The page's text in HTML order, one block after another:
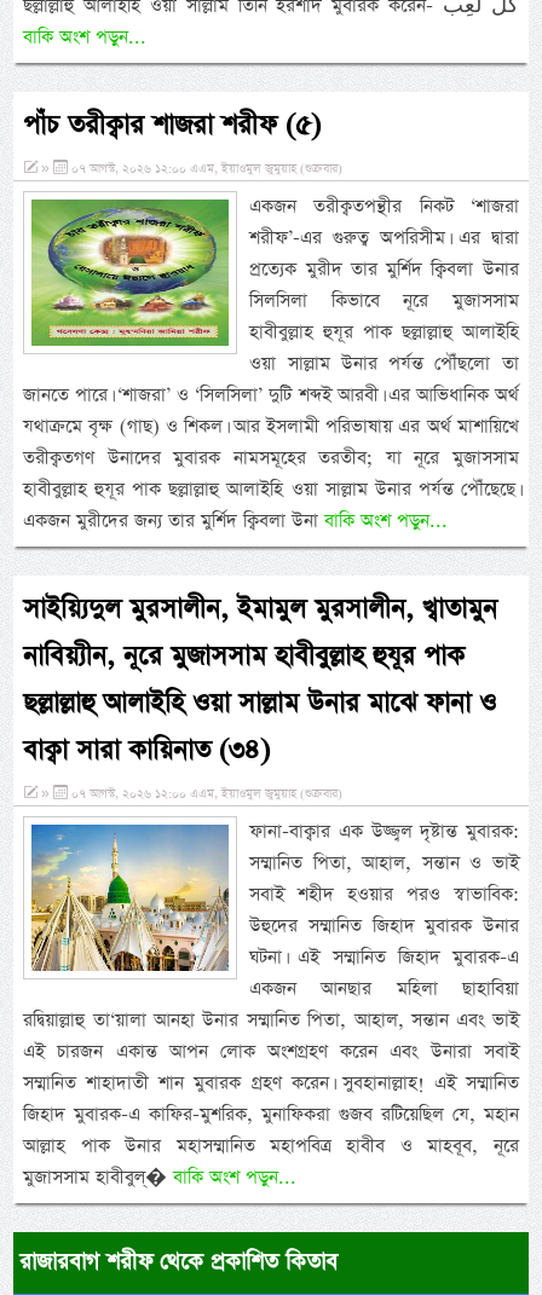
ছল্লাল্লাহু আলাইহি ওয়া সাল্লাম তিনি ইরশাদ মুবারক করেন- كُلُّ لَعِب
বাকি অংশ পড়ুন...
পাঁচ তরীক্বার শাজরা শরীফ (৫)
» ০৭ আগস্ট, ২০২৬ ১২:০০ এএম, ইয়াওমুল জুমুয়াহ (শুক্রবার)
একজন তরীক্বতপন্থীর নিকট ‘শাজরা
শরীফ’-এর গুরুত্ব অপরিসীম। এর দ্বারা
প্রত্যেক মুরীদ তার মুর্শিদ ক্বিবলা উনার
সিলসিলা কিভাবে নূরে মুজাসসাম
হাবীবুল্লাহ হুযূর পাক ছল্লাল্লাহু আলাইহি
ওয়া সাল্লাম উনার পর্যন্ত পৌঁছলো তা
জানতে পারে। ‘শাজরা’ ও ‘সিলসিলা’ দুটি শব্দই আরবী। এর আভিধানিক অর্থ
যথাক্রমে বৃক্ষ (গাছ) ও শিকল। আর ইসলামী পরিভাষায় এর অর্থ মাশায়িখে
তরীক্বতগণ উনাদের মুবারক নামসমূহের তরতীব; যা নূরে মুজাসসাম
হাবীবুল্লাহ হুযূর পাক ছল্লাল্লাহু আলাইহি ওয়া সাল্লাম উনার পর্যন্ত পৌঁছেছে।
একজন মুরীদের জন্য তার মুর্শিদ ক্বিবলা উনাবাকি অংশ পড়ুন...
সাইয়্যিদুল মুরসালীন, ইমামুল মুরসালীন, খ্বাতামুন
নাবিয়্যীন, নূরে মুজাসসাম হাবীবুল্লাহ হুযূর পাক
ছল্লাল্লাহু আলাইহি ওয়া সাল্লাম উনার মাঝে ফানা ও
বাক্বা সারা কায়িনাত (৩৪)
» ০৭ আগস্ট, ২০২৬ ১২:০০ এএম, ইয়াওমুল জুমুয়াহ (শুক্রবার)
ফানা-বাক্বার এক উজ্জ্বল দৃষ্টান্ত মুবারক:
সম্মানিত পিতা, আহাল, সন্তান ও ভাই
সবাই শহীদ হওয়ার পরও স্বাভাবিক:
উহুদের সম্মানিত জিহাদ মুবারক উনার
ঘটনা। এই সম্মানিত জিহাদ মুবারক-এ
একজন আনছার মহিলা ছাহাবিয়া
রদ্বিয়াল্লাহু তা‘য়ালা আনহা উনার সম্মানিত পিতা, আহাল, সন্তান এবং ভাই
এই চারজন একান্ত আপন লোক অংশগ্রহণ করেন এবং উনারা সবাই
সম্মানিত শাহাদাতী শান মুবারক গ্রহণ করেন। সুবহানাল্লাহ! এই সম্মানিত
জিহাদ মুবারক-এ কাফির-মুশরিক, মুনাফিকরা গুজব রটিয়েছিল যে, মহান
আল্লাহ পাক উনার মহাসম্মানিত মহাপবিত্র হাবীব ও মাহবূব, নূরে
মুজাসসাম হাবীবুল্�বাকি অংশ পড়ুন...
রাজারবাগ শরীফ থেকে প্রকাশিত কিতাব